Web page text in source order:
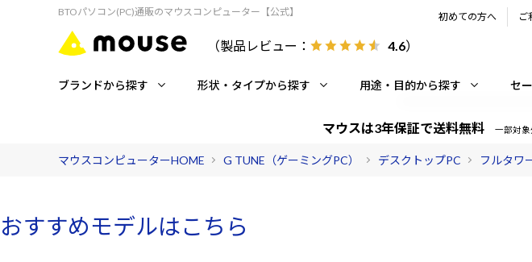
BTOパソコン(PC)通販のマウスコンピューター【公式】
（製品レビュー： 4.6）
初めての方へ ご
ブランドから探す 形状・タイプから探す 用途・目的から探す セ
マウスは3年保証で送料無料 一部対象
マウスコンピューターHOME G TUNE（ゲーミングPC） デスクトップPC フルタワ
おすすめモデルはこちら